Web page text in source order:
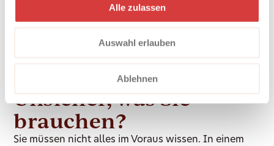
Alle zulassen
Auswahl erlauben
Ablehnen
Unsicher, was Sie
brauchen?
Sie müssen nicht alles im Voraus wissen. In einem